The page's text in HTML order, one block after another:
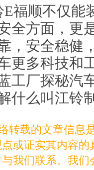
福顺不仅能
全方面，更
，安全稳健
更多科技和
工厂探秘汽
什么叫江铃
载的文章信息
或证实其内容
我们联系。我